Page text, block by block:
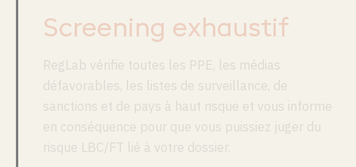
Screening exhaustif
RegLab vérifie toutes les PPE, les médias
défavorables, les listes de surveillance, de
sanctions et de pays à haut risque et vous informe
en conséquence pour que vous puissiez juger du
risque LBC/FT lié à votre dossier.